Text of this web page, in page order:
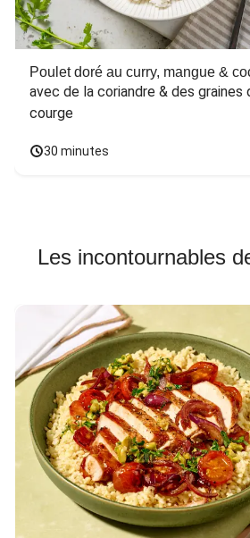
Poulet doré au curry, mangue &
avec de la coriandre & des graines
courge
30 minutes
Les incontournables